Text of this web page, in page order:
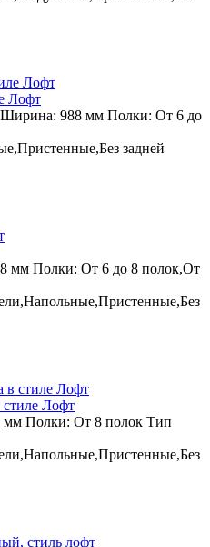
Лофт
Ширина: 988 мм Полки: От 6 до
задней
мм Полки: От 6 до 8 полок,От
Лофт
мм Полки: От 8 полок Тип